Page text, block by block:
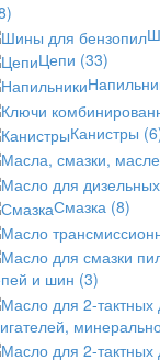
Цепи (33)
Канистры
Смазка (8)
и шин (3)